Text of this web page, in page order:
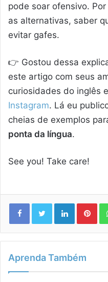
pode soar ofensivo.
as alternativas, saber
evitar gafes.
👉 Gostou dessa
este artigo com seus
curiosidades do inglês
Instagram. Lá eu
cheias de exemplos
ponta da língua.
See you! Take care!
Linkedin
Aprenda Também